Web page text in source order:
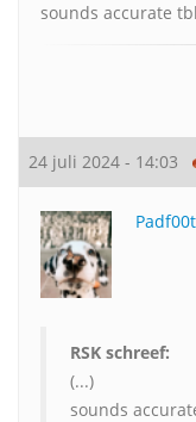
sounds accurate
24 juli 2024 - 14:03
Padf00t
RSK schreef:
(...)
sounds